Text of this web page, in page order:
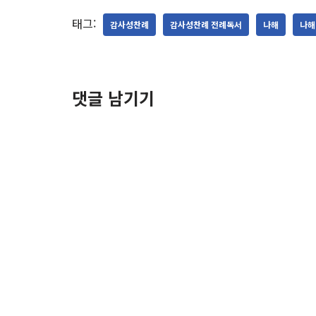
태그: 감사성찬례 감사성찬례 전례독서 나해 나
댓글 남기기